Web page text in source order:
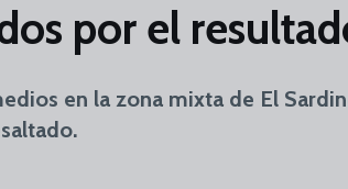
por el
en la zona mixta de El